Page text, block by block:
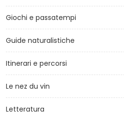
Giochi e passatempi
Guide naturalistiche
Itinerari e percorsi
Le nez du vin
Letteratura